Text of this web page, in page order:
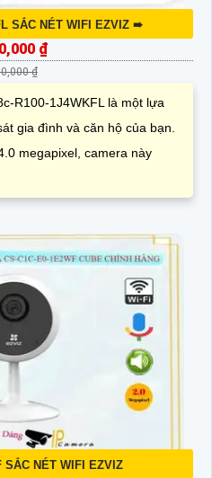
SẮC NÉT WIFI EZVIZ ➠
₫
₫
R100-1J4WKFL là một lựa
gia đình và căn hộ của bạn.
megapixel, camera này
SẮC NÉT WIFI EZVIZ